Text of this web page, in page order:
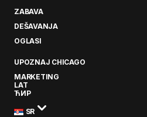
ZABAVA
DEŠAVANJA
OGLASI
UPOZNAJ CHICAGO
MARKETING
LAT
ЋИР
SR